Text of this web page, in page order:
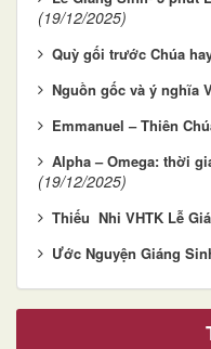
(19/12/2025)
Quỳ gối trước Chúa
Nguồn gốc và ý nghĩa
Emmanuel – Thiên
Alpha – Omega: thời
(19/12/2025)
Thiếu Nhi VHTK Lễ
Ước Nguyện Giáng